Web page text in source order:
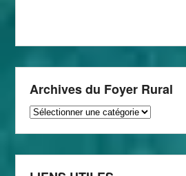
Archives du Foyer Rural
Archives
Rural